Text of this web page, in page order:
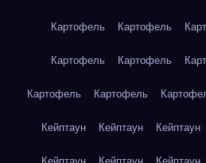
Картофель Картофель
Картофель Картофель
Картофель Картофель
Кейптаун Кейптаун Кейптаун